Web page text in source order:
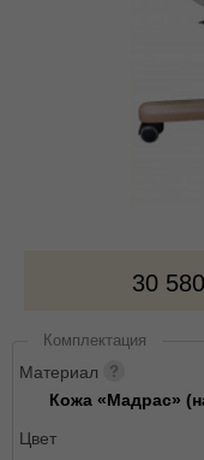
30
Комплектация
Материал
Кожа «Мадрас»
Цвет